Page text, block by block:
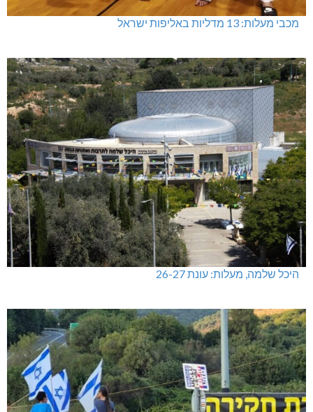
מכבי מעלות: 13 מדליות באליפות ישראל
היכל שלמה, מעלות: עונת 26-27